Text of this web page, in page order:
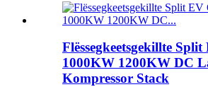
Flëssegkeetsgekillte
1000KW 1200KW DC
Kompressor Stack